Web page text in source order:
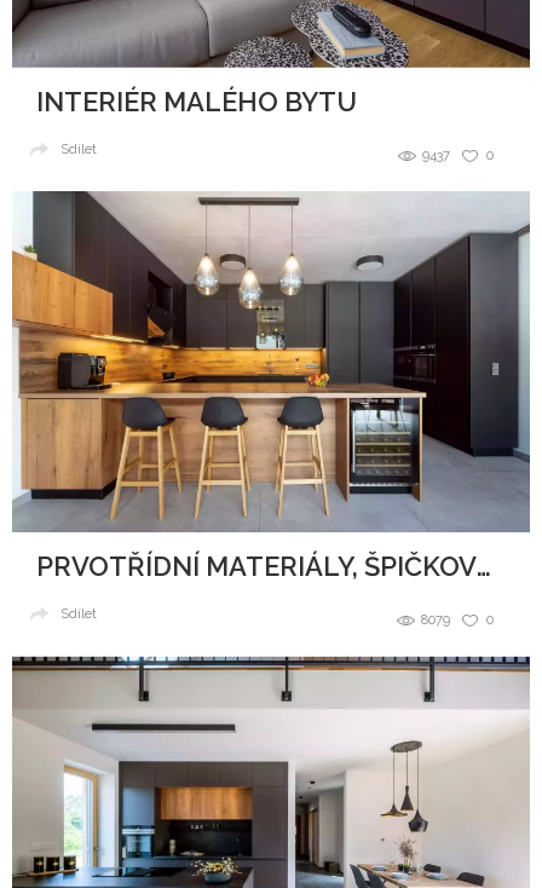
INTERIÉR MALÉHO BYTU
0
9437
Sdílet
PRVOTŘÍDNÍ MATERIÁLY, ŠPIČKOVÝ DESIGN A DOKONALÉ ZPRACOVÁNÍ
0
8079
Sdílet